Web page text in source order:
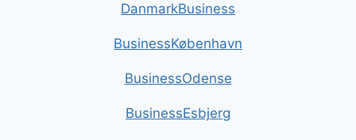
DanmarkBusiness
BusinessKøbenhavn
BusinessOdense
BusinessEsbjerg